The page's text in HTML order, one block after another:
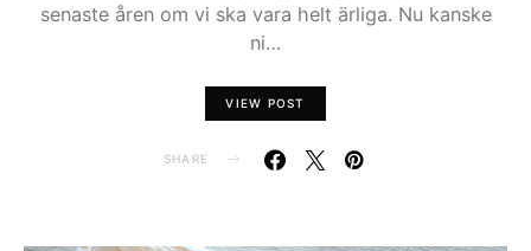
senaste åren om vi ska vara helt ärliga. Nu kanske
ni…
VIEW POST
SHARE